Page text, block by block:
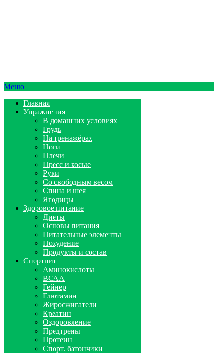
Меню
Главная
Упражнения
В домашних условиях
Грудь
На тренажёрах
Ноги
Плечи
Пресс и косые
Руки
Со свободным весом
Спина и шея
Ягодицы
Здоровое питание
Диеты
Основы питания
Питательные элементы
Похудение
Продукты и состав
Спортпит
Аминокислоты
ВСАА
Гейнер
Глютамин
Жиросжигатели
Креатин
Оздоровление
Предтрены
Протеин
Спорт. батончики